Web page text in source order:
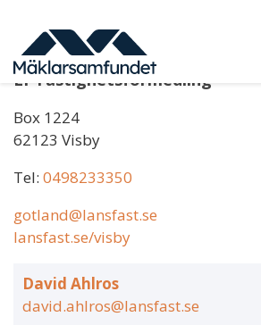
huvudinnehåll
LF Fastighetsförmedling
Box 1224
62123 Visby
Tel: 0498233350
gotland@lansfast.se
lansfast.se/visby
David Ahlros
david.ahlros@lansfast.se